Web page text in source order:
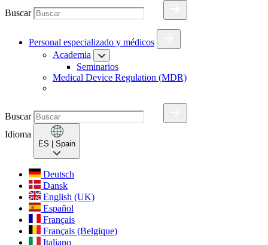
Buscar
Personal especializado y médicos
Academia
Seminarios
Medical Device Regulation (MDR)
Buscar
Idioma
ES | Spain
Deutsch
Dansk
English (UK)
Español
Français
Français (Belgique)
Italiano